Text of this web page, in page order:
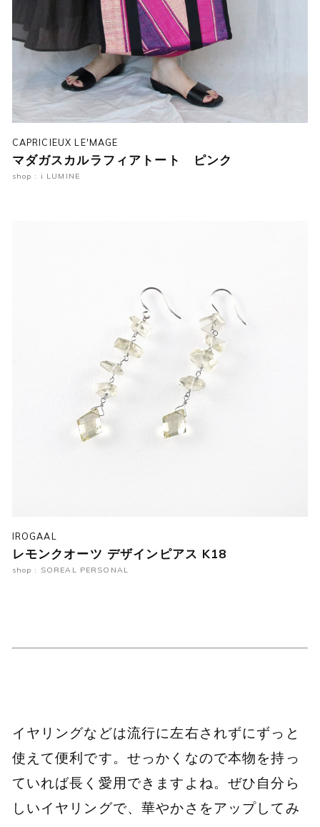
CAPRICIEUX LE'MAGE
マダガスカルラフィアトート ピンク
shop : i LUMINE
IROGAAL
レモンクオーツ デザインピアス K18
shop : SOREAL PERSONAL
イヤリングなどは流行に左右されずにずっと
使えて便利です。せっかくなので本物を持っ
ていれば長く愛用できますよね。ぜひ自分ら
しいイヤリングで、華やかさをアップしてみ